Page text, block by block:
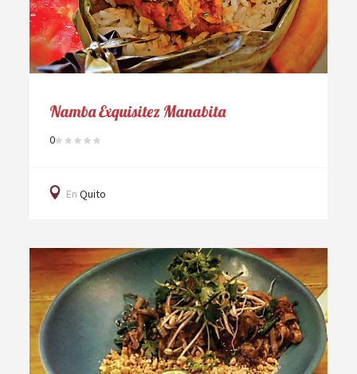
Namba Exquisitez Manabita
0
En Quito